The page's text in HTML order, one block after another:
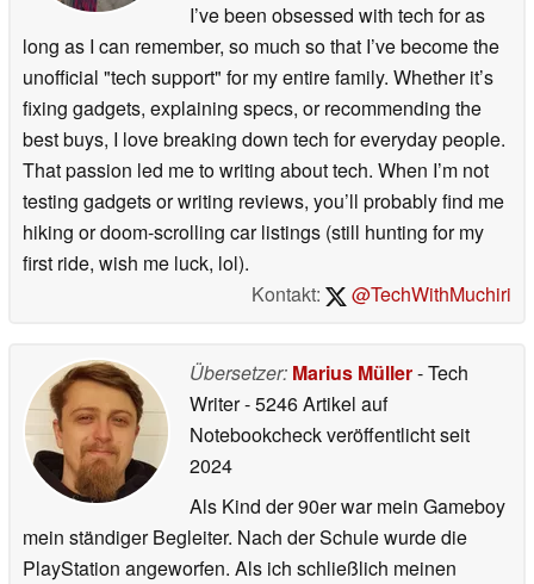
I’ve been obsessed with tech for as
long as I can remember, so much so that I’ve become the
unofficial "tech support" for my entire family. Whether it’s
fixing gadgets, explaining specs, or recommending the
best buys, I love breaking down tech for everyday people.
That passion led me to writing about tech. When I’m not
testing gadgets or writing reviews, you’ll probably find me
hiking or doom-scrolling car listings (still hunting for my
first ride, wish me luck, lol).
Kontakt:
@TechWithMuchiri
Übersetzer: Marius Müller- Tech
Writer- 5246 Artikel auf
Notebookcheck veröffentlichtseit
2024
Als Kind der 90er war mein Gameboy
mein ständiger Begleiter. Nach der Schule wurde die
PlayStation angeworfen. Als ich schließlich meinen